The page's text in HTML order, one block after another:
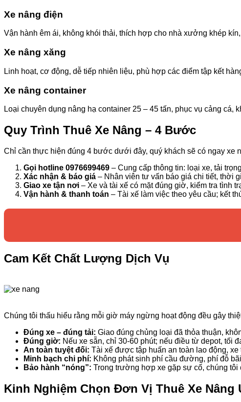
Xe nâng điện
Vận hành êm ái, không khói thải, thích hợp cho nhà xưởng khép
Xe nâng xăng
Linh hoạt, cơ động, dễ tiếp nhiên liệu, phù hợp các điểm tập kết
Xe nâng container
Loại chuyên dụng nâng hạ container 25 – 45 tấn, phục vụ cảng cá,
Quy Trình Thuê Xe Nâng – 4 Bước
Chỉ cần thực hiện đúng 4 bước dưới đây, quý khách sẽ có ngay xe
Gọi hotline 0976699469 – Cung cấp thông tin: loại xe, tải
Xác nhận & báo giá – Nhân viên tư vấn báo giá chi tiết, thời
Giao xe tận nơi – Xe và tài xế có mặt đúng giờ, kiểm tra tình
Vận hành & thanh toán – Tài xế làm việc theo yêu cầu; kết
Cam Kết Chất Lượng Dịch Vụ
Chúng tôi thấu hiểu rằng mỗi giờ máy ngừng hoạt động đều gây
Đúng xe – đúng tải: Giao đúng chủng loại đã thỏa thuận,
Đúng giờ: Nếu xe sẵn, chỉ 30-60 phút; nếu điều từ depot, tối
An toàn tuyệt đối: Tài xế được tập huấn an toàn lao động,
Minh bạch chi phí: Không phát sinh phí cầu đường, phí đỗ
Bảo hành “nóng”: Trong trường hợp xe gặp sự cố, chúng
Kinh Nghiệm Chọn Đơn Vị Thuê Xe Nâng